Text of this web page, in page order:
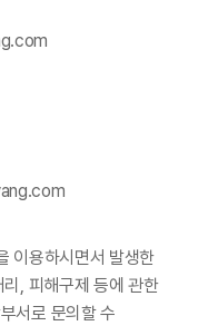
이용하시면서 발생한
, 피해구제 등에 관한
서로 문의할 수